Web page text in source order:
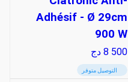
Adhésif - Ø 29cm
900 W
8 500 دج
التوصيل متوفر